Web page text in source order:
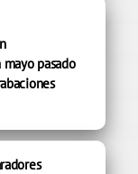
pasado